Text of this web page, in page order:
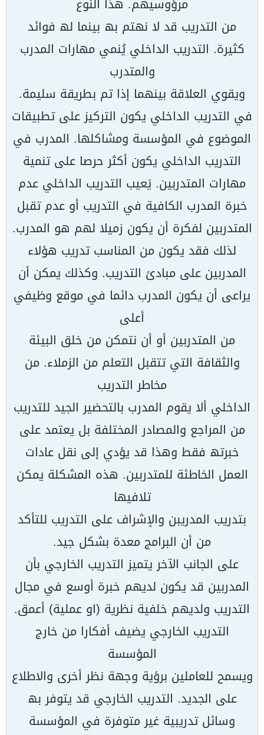
من التدریب قد لا نھتم بھ بینما لھ فوائد
كثیرة. التدریب الداخلي یُنمي مھارات المدرب
والمتدرب
ویقوي العلاقة بینھما إذا تم بطریقة سلیمة.
في التدریب الداخلي یكون التركیز على تطبیقات
الموضوع في المؤسسة ومشاكلھا. المدرب في
التدریب الداخلي یكون أكثر حرصا على تنمیة
مھارات المتدربین. یَعیب التدریب الداخلي عدم
خبرة المدرب الكافیة في التدریب أو عدم تقبل
المتدربین لفكرة أن یكون زمیلا لھم ھو المدرب.
لذلك فقد یكون من المناسب تدریب ھؤلاء
المدربین على مبادئ التدریب. وكذلك یمكن أن
یراعى أن یكون المدرب دائما في موقع وظیفي
أعلى
من المتدربین أو أن نتمكن من خلق البیئة
والثقافة التي تتقبل التعلم من الزملاء. من
مخاطر التدریب
الداخلي ألا یقوم المدرب بالتحضیر الجید للتدریب
من المراجع والمصادر المختلفة بل یعتمد على
خبرتھ فقط وھذا قد یؤدي إلى نقل عادات
العمل الخاطئة للمتدربین. ھذه المشكلة یمكن
تلافیھا
بتدریب المدریبن والإشراف على التدریب للتأكد
من أن البرامج معدة بشكل جید.
على الجانب الآخر یتمیز التدریب الخارجي بأن
المدربین قد یكون لدیھم خبرة أوسع في مجال
التدریب ولدیھم خلفیة نظریة (او عملیة) أعمق.
التدریب الخارجي یضیف أفكارا من خارج
المؤسسة
ویسمح للعاملین برؤیة وجھة نظر أخرى والاطلاع
على الجدید. التدریب الخارجي قد یتوفر بھ
وسائل تدریبیة غیر متوفرة في المؤسسة